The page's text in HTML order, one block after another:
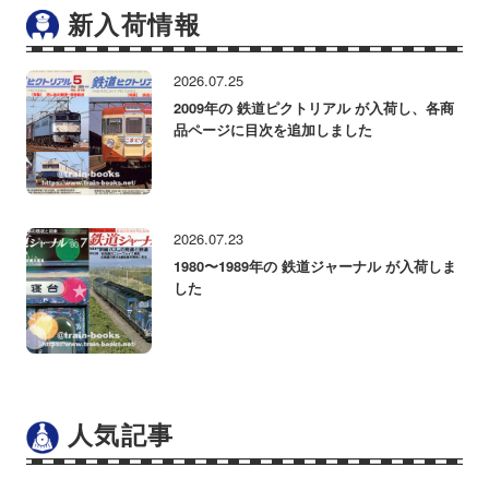
新入荷情報
2026.07.25
2009年の 鉄道ピクトリアル が入荷し、各商
品ページに目次を追加しました
2026.07.23
1980〜1989年の 鉄道ジャーナル が入荷しま
した
人気記事